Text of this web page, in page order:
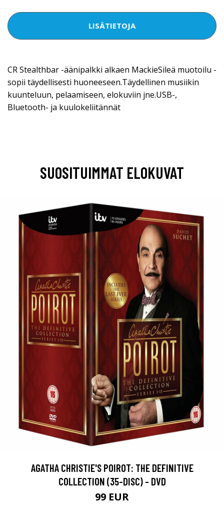
LISÄTIETOJA
CR Stealthbar -äänipalkki alkaen MackieSileä muotoilu -
sopii täydellisesti huoneeseen.Täydellinen musiikin
kuunteluun, pelaamiseen, elokuviin jne.USB-,
Bluetooth- ja kuulokeliitännät
SUOSITUIMMAT ELOKUVAT
AGATHA CHRISTIE'S POIROT: THE DEFINITIVE
COLLECTION (35-DISC) - DVD
99 EUR